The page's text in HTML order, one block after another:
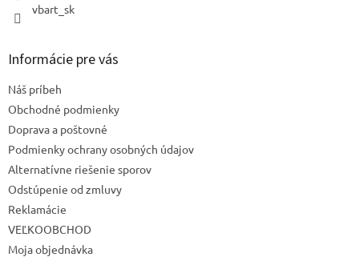
vbart_sk
Informácie pre vás
Náš príbeh
Obchodné podmienky
Doprava a poštovné
Podmienky ochrany osobných údajov
Alternatívne riešenie sporov
Odstúpenie od zmluvy
Reklamácie
VEĽKOOBCHOD
Moja objednávka